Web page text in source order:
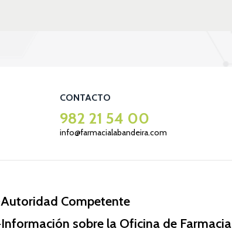
CONTACTO
982 21 54 00
info@farmacialabandeira.com
Autoridad Competente
Información sobre la Oficina de Farmacia